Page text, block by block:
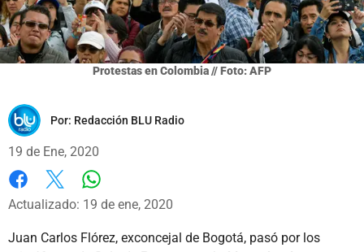
Protestas en Colombia // Foto: AFP
Por: Redacción BLU Radio
19 de Ene, 2020
Facebook
X
Actualizado: 19 de ene, 2020
Juan Carlos Flórez, exconcejal de Bogotá, pasó por los